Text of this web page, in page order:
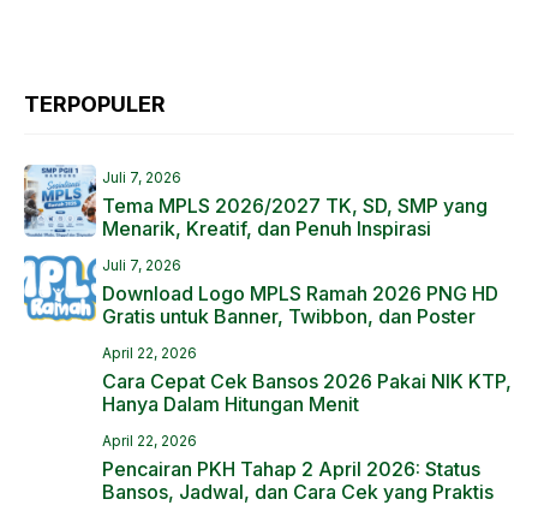
TERPOPULER
Juli 7, 2026
Tema MPLS 2026/2027 TK, SD, SMP yang
Menarik, Kreatif, dan Penuh Inspirasi
Juli 7, 2026
Download Logo MPLS Ramah 2026 PNG HD
Gratis untuk Banner, Twibbon, dan Poster
April 22, 2026
Cara Cepat Cek Bansos 2026 Pakai NIK KTP,
Hanya Dalam Hitungan Menit
April 22, 2026
Pencairan PKH Tahap 2 April 2026: Status
Bansos, Jadwal, dan Cara Cek yang Praktis